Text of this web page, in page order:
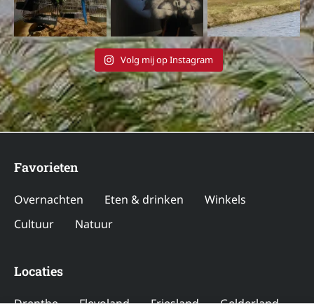
Volg mij op Instagram
Favorieten
Overnachten Eten & drinken
Winkels
Cultuur
Natuur
Locaties